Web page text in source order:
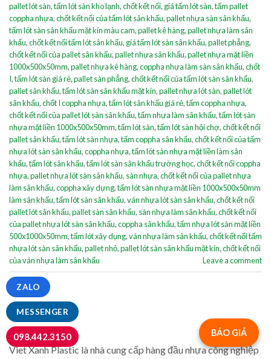
pallet lót sàn,tấm lót sàn kho lạnh,chốt kết nối, giá tấm lót sàn,tấm pallet
coppha nhựa,chốt kết nối của tấm lót sân khấu,pallet nhựa sàn sân khấu,
tấm lót sàn sân khấu mặt kín màu cam,pallet kê hàng,pallet nhựa làm sân
khấu,chốt kết nối tấm lót sân khấu, giá tấm lót sàn sân khấu,pallet phẳng,
chốt kết nối của pallet sân khấu,pallet nhựa sân khấu,pallet nhựa mặt liền
1000x500x50mm,pallet nhựa kê hàng,coppha nhựa làm sàn sân khấu,chốt
I,tấm lót sàn giá rẻ,pallet sàn phẳng,chốt kết nối của tấm lót sàn sân khấu,
pallet sân khấu,tấm lót sàn sân khấu mặt kín,pallet nhựa lót sàn,pallet lót
sân khấu,chốt I coppha nhựa,tấm lót sân khấu giá rẻ,tấm coppha nhựa,
chốt kết nối của pallet lót sàn sân khấu,tấm nhựa làm sân khấu,tấm lót sàn
nhựa mặt liền 1000x500x50mm,tấm lót sàn,tấm lót sàn hội chợ,chốt kết nối
pallet sân khấu,tấm lót sàn nhựa,tấm coppha sân khấu,chốt kết nối của tấm
nhựa lót sàn sân khấu,coppha nhựa,tấm lót sàn nhựa mặt liền làm sân
khấu,tấm lót sân khấu,tấm lót sàn sân khấu trường học,chốt kết nối coppha
nhựa,pallet nhựa lót sàn sân khấu, sàn nhựa,chốt kết nối của pallet nhựa
làm sân khấu,coppha xây dựng,tấm lót sàn nhựa mặt liền 1000x500x50mm
làm sân khấu,tấm lót sàn sân khấu,ván nhựa lót sàn sân khấu,chốt kết nối
pallet lót sân khấu,pallet sàn sân khấu, sàn nhựa làm sân khấu,chốt kết nối
của pallet nhựa lót sàn sân khấu,coppha sân khấu,tấm nhựa lót sàn mặt liền
500x1000x50mm,tấm lót xây dụng,ván nhựa làm sân khấu,chốt kết nối tấm
nhựa lót sàn sân khấu,pallet nhỏ,pallet lót sàn sân khấu mặt kín,chốt kết nối
của ván nhựa làm sân khấu
Leave a comment
GIỚI THIỆU
Viet Xanh Plastic là nhà cung cấp hàng đầu nhựa công nghiệp
BÁO GIÁ
MESSENGER
ZALO
098.442.3150